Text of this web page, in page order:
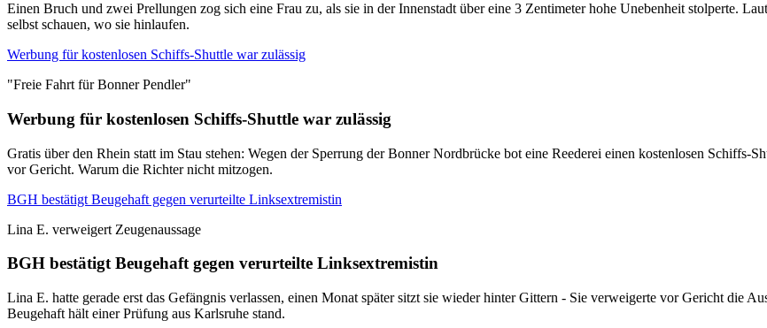
Einen Bruch und zwei Prellungen zog sich eine Frau zu, als sie in der Innenstadt über eine 3 Zentimeter hohe Unebenheit stolperte.
selbst schauen, wo sie hinlaufen.
Werbung für kostenlosen Schiffs-Shuttle war zulässig
"Freie Fahrt für Bonner Pendler"
Werbung für kostenlosen Schiffs-Shuttle war zulässig
Gratis über den Rhein statt im Stau stehen: Wegen der Sperrung der Bonner Nordbrücke bot eine Reederei einen kostenlosen
vor Gericht. Warum die Richter nicht mitzogen.
BGH bestätigt Beugehaft gegen verurteilte Linksextremistin
Lina E. verweigert Zeugenaussage
BGH bestätigt Beugehaft gegen verurteilte Linksextremistin
Lina E. hatte gerade erst das Gefängnis verlassen, einen Monat später sitzt sie wieder hinter Gittern - Sie verweigerte vor Gericht die
Beugehaft hält einer Prüfung aus Karlsruhe stand.